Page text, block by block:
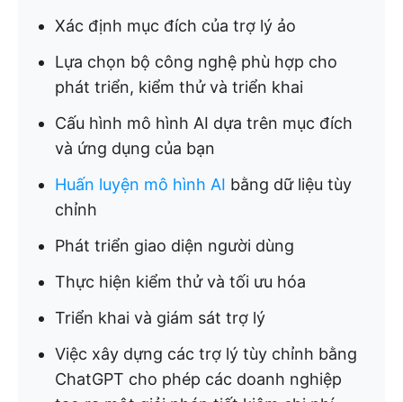
Xác định mục đích của trợ lý ảo
Lựa chọn bộ công nghệ phù hợp cho
phát triển, kiểm thử và triển khai
Cấu hình mô hình AI dựa trên mục đích
và ứng dụng của bạn
Huấn luyện mô hình AI bằng dữ liệu tùy
chỉnh
Phát triển giao diện người dùng
Thực hiện kiểm thử và tối ưu hóa
Triển khai và giám sát trợ lý
Việc xây dựng các trợ lý tùy chỉnh bằng
ChatGPT cho phép các doanh nghiệp